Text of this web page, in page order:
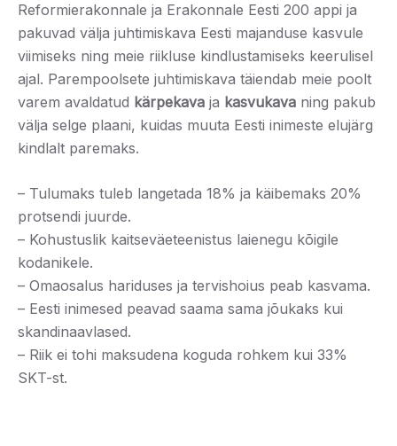
Reformierakonnale ja Erakonnale Eesti 200 appi ja
pakuvad välja juhtimiskava Eesti majanduse kasvule
viimiseks ning meie riikluse kindlustamiseks keerulisel
ajal. Parempoolsete juhtimiskava täiendab meie poolt
varem avaldatud kärpekava ja kasvukava ning pakub
välja selge plaani, kuidas muuta Eesti inimeste elujärg
kindlalt paremaks.
– Tulumaks tuleb langetada 18% ja käibemaks 20%
protsendi juurde.
– Kohustuslik kaitseväeteenistus laienegu kõigile
kodanikele.
– Omaosalus hariduses ja tervishoius peab kasvama.
– Eesti inimesed peavad saama sama jõukaks kui
skandinaavlased.
– Riik ei tohi maksudena koguda rohkem kui 33%
SKT-st.